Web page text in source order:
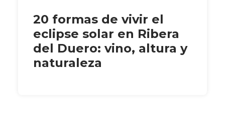
20 formas de vivir el
eclipse solar en Ribera
del Duero: vino, altura y
naturaleza